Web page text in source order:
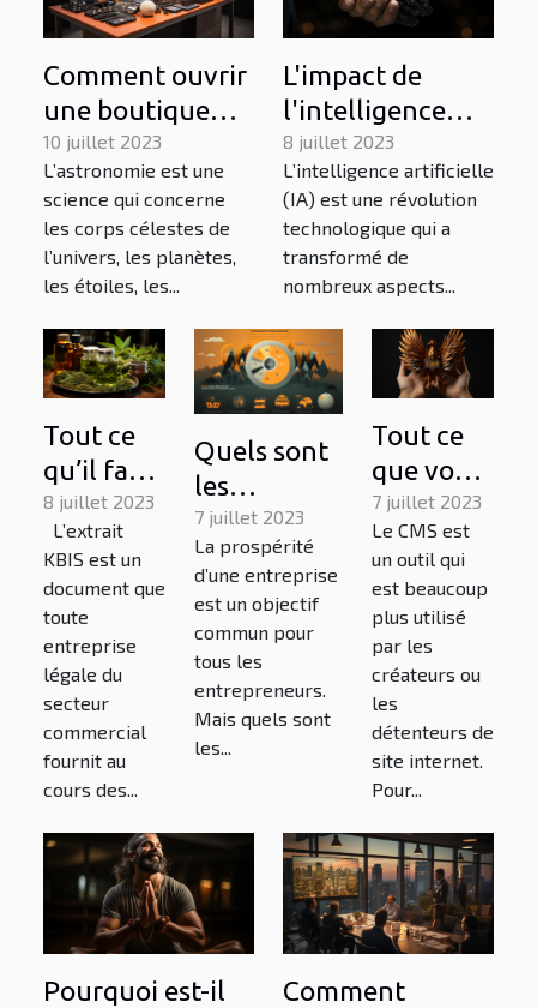
Comment ouvrir
une boutique
d'objets
d’astronomie en
ligne ?
10 juillet 2023
L’astronomie est une
science qui concerne
les corps célestes de
l’univers, les planètes,
les étoiles, les...
L'impact de
l'intelligence
artificielle sur
les affaires :
Comment tirer
profit de cette
révolution
8 juillet 2023
L’intelligence artificielle
(IA) est une révolution
technologique qui a
transformé de
nombreux aspects...
Tout ce
qu’il faut
savoir sur
l’extrait
8 juillet 2023
L’extrait
KBIS est un
document que
toute
entreprise
légale du
secteur
commercial
fournit au
cours des...
Quels sont
les
principaux
facteurs qui
contribuent
à la
prospérité
d’une
entreprise ?
7 juillet 2023
La prospérité
d’une entreprise
est un objectif
commun pour
tous les
entrepreneurs.
Mais quels sont
les...
Tout ce
que vous
devez
savoir sur
le CMS
7 juillet 2023
Le CMS est
un outil qui
est beaucoup
plus utilisé
par les
créateurs ou
les
détenteurs de
site internet.
Pour...
Pourquoi est-il
Comment